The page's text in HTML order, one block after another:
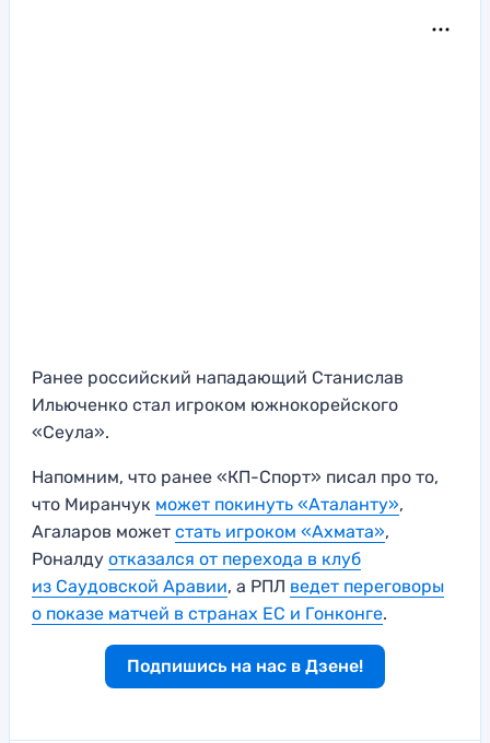
Ранее российский нападающий Станислав
Ильюченко стал игроком южнокорейского
«Сеула».
Напомним, что ранее «КП-Спорт» писал про то,
что Миранчук может покинуть «Аталанту»,
Агаларов может стать игроком «Ахмата»,
Роналду отказался от перехода в клуб
из Саудовской Аравии, а РПЛ ведет переговоры
о показе матчей в странах ЕС и Гонконге.
Подпишись на нас в Дзене!